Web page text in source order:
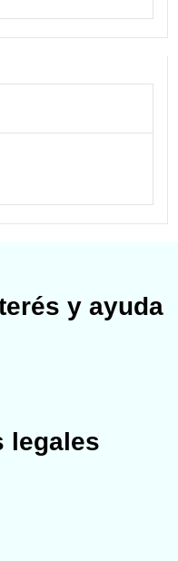
y ayuda
legales